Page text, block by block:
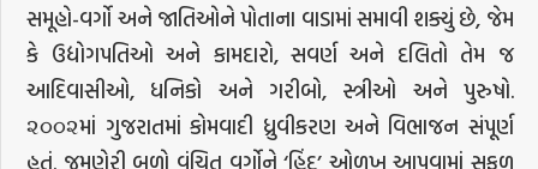
સમૂહો-વર્ગો અને જાતિઓને પોતાના વાડામાં સમાવી શક્યું છે, જેમ
કે ઉદ્યોગપતિઓ અને કામદારો, સવર્ણ અને દલિતો તેમ જ
આદિવાસીઓ, ધનિકો અને ગરીબો, સ્ત્રીઓ અને પુરુષો.
૨૦૦૨માં ગુજરાતમાં કોમવાદી ધ્રુવીકરણ અને વિભાજન સંપૂર્ણ
હતું. જમણેરી બળો વંચિત વર્ગોને ‘હિંદુ’ ઓળખ આપવામાં સફળ